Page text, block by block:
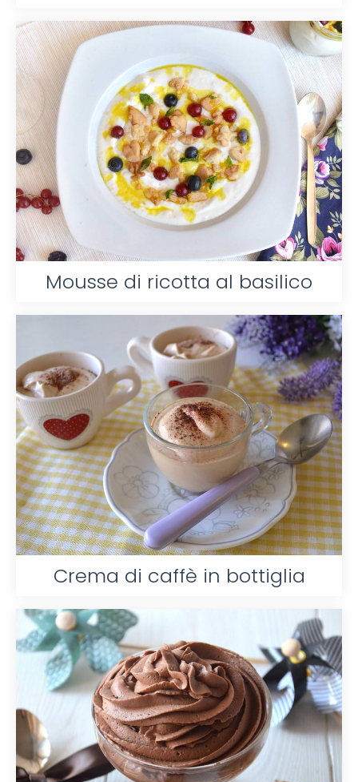
Mousse di ricotta al basilico
Crema di caffè in bottiglia